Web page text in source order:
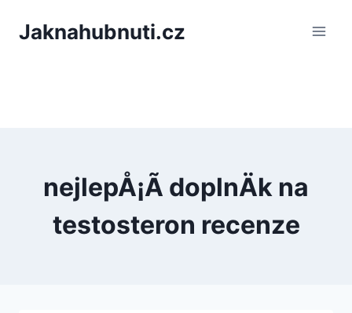
Jaknahubnuti.cz
nejlepÅ¡Ã­ doplnÄk na
testosteron recenze